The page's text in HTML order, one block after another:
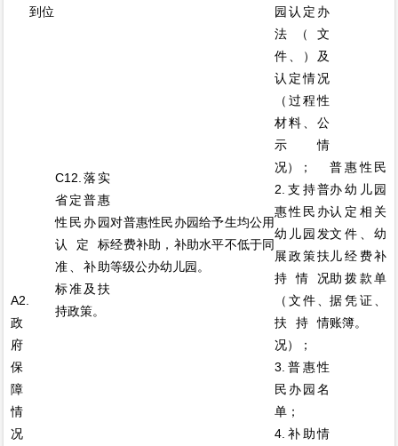
A2.
政
府
保
障
情
况
到位
C12.落实
省定普惠
性民办园
认定标
准、补助
标准及扶
持政策。
对普惠性民办园给予生均公用
经费补助，补助水平不低于同
等级公办幼儿园。
园认定办
法（文
件、）及
认定情况
（过程性
材料、公
示情
况）；
2.支持普
惠性民办
幼儿园发
展政策扶
持情况
（文件、
扶持情
况）；
3.普惠性
民办园名
单；
4.补助情
普惠性民
办幼儿园
认定相关
文件、幼
儿经费补
助拨款单
据凭证、
账簿。